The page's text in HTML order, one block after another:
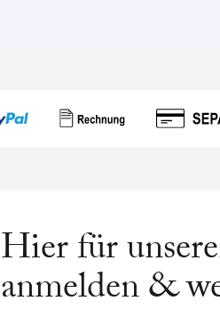
Hier für
anmelden &